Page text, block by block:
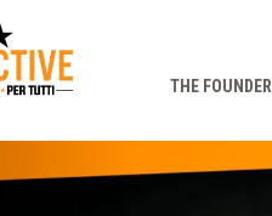
THE FOUNDER